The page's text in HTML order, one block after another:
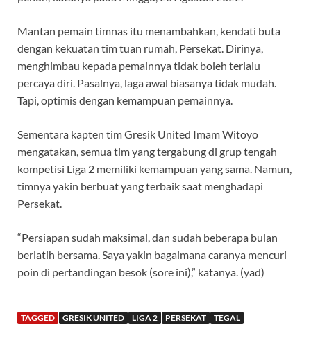
Mantan pemain timnas itu menambahkan, kendati buta
dengan kekuatan tim tuan rumah, Persekat. Dirinya,
menghimbau kepada pemainnya tidak boleh terlalu
percaya diri. Pasalnya, laga awal biasanya tidak mudah.
Tapi, optimis dengan kemampuan pemainnya.
Sementara kapten tim Gresik United Imam Witoyo
mengatakan, semua tim yang tergabung di grup tengah
kompetisi Liga 2 memiliki kemampuan yang sama. Namun,
timnya yakin berbuat yang terbaik saat menghadapi
Persekat.
“Persiapan sudah maksimal, dan sudah beberapa bulan
berlatih bersama. Saya yakin bagaimana caranya mencuri
poin di pertandingan besok (sore ini),” katanya. (yad)
TAGGED GRESIK UNITED LIGA 2 PERSEKAT TEGAL